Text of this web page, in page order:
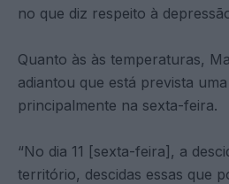
no que diz respeito à
Quanto às às temperaturas,
adiantou que está prevista
principalmente na sexta-feira.
“No dia 11 [sexta-feira], a
território, descidas essas que